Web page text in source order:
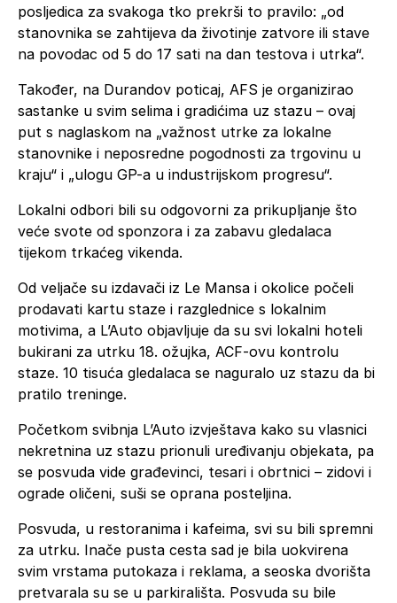
posljedica za svakoga tko prekrši to pravilo: „od
stanovnika se zahtijeva da životinje zatvore ili stave
na povodac od 5 do 17 sati na dan testova i utrka“.
Također, na Durandov poticaj, AFS je organizirao
sastanke u svim selima i gradićima uz stazu – ovaj
put s naglaskom na „važnost utrke za lokalne
stanovnike i neposredne pogodnosti za trgovinu u
kraju“ i „ulogu GP-a u industrijskom progresu“.
Lokalni odbori bili su odgovorni za prikupljanje što
veće svote od sponzora i za zabavu gledalaca
tijekom trkaćeg vikenda.
Od veljače su izdavači iz Le Mansa i okolice počeli
prodavati kartu staze i razglednice s lokalnim
motivima, a L’Auto objavljuje da su svi lokalni hoteli
bukirani za utrku 18. ožujka, ACF-ovu kontrolu
staze. 10 tisuća gledalaca se naguralo uz stazu da bi
pratilo treninge.
Početkom svibnja L’Auto izvještava kako su vlasnici
nekretnina uz stazu prionuli uređivanju objekata, pa
se posvuda vide građevinci, tesari i obrtnici – zidovi i
ograde oličeni, suši se oprana posteljina.
Posvuda, u restoranima i kafeima, svi su bili spremni
za utrku. Inače pusta cesta sad je bila uokvirena
svim vrstama putokaza i reklama, a seoska dvorišta
pretvarala su se u parkirališta. Posvuda su bile